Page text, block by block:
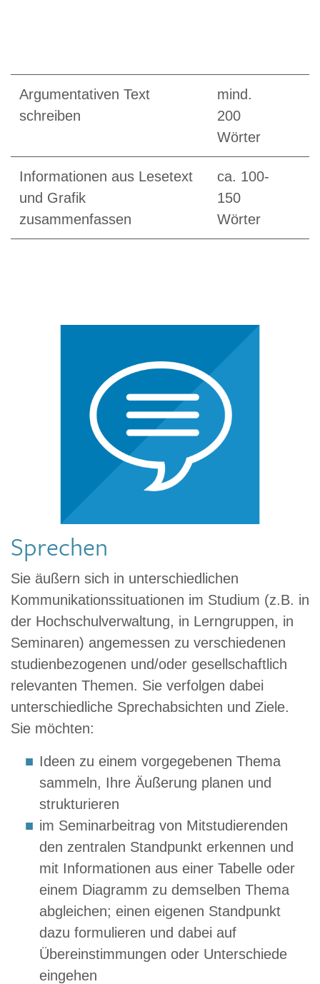
Argumentativen Text
schreiben
mind.
200
Wörter
Informationen aus Lesetext
und Grafik
zusammenfassen
ca. 100-
150
Wörter
Sprechen
Sie äußern sich in unterschiedlichen
Kommunikationssituationen im Studium (z.B. in
der Hochschulverwaltung, in Lerngruppen, in
Seminaren) angemessen zu verschiedenen
studienbezogenen und/oder gesellschaftlich
relevanten Themen. Sie verfolgen dabei
unterschiedliche Sprechabsichten und Ziele.
Sie möchten:
Ideen zu einem vorgegebenen Thema
sammeln, Ihre Äußerung planen und
strukturieren
im Seminarbeitrag von Mitstudierenden
den zentralen Standpunkt erkennen und
mit Informationen aus einer Tabelle oder
einem Diagramm zu demselben Thema
abgleichen; einen eigenen Standpunkt
dazu formulieren und dabei auf
Übereinstimmungen oder Unterschiede
eingehen